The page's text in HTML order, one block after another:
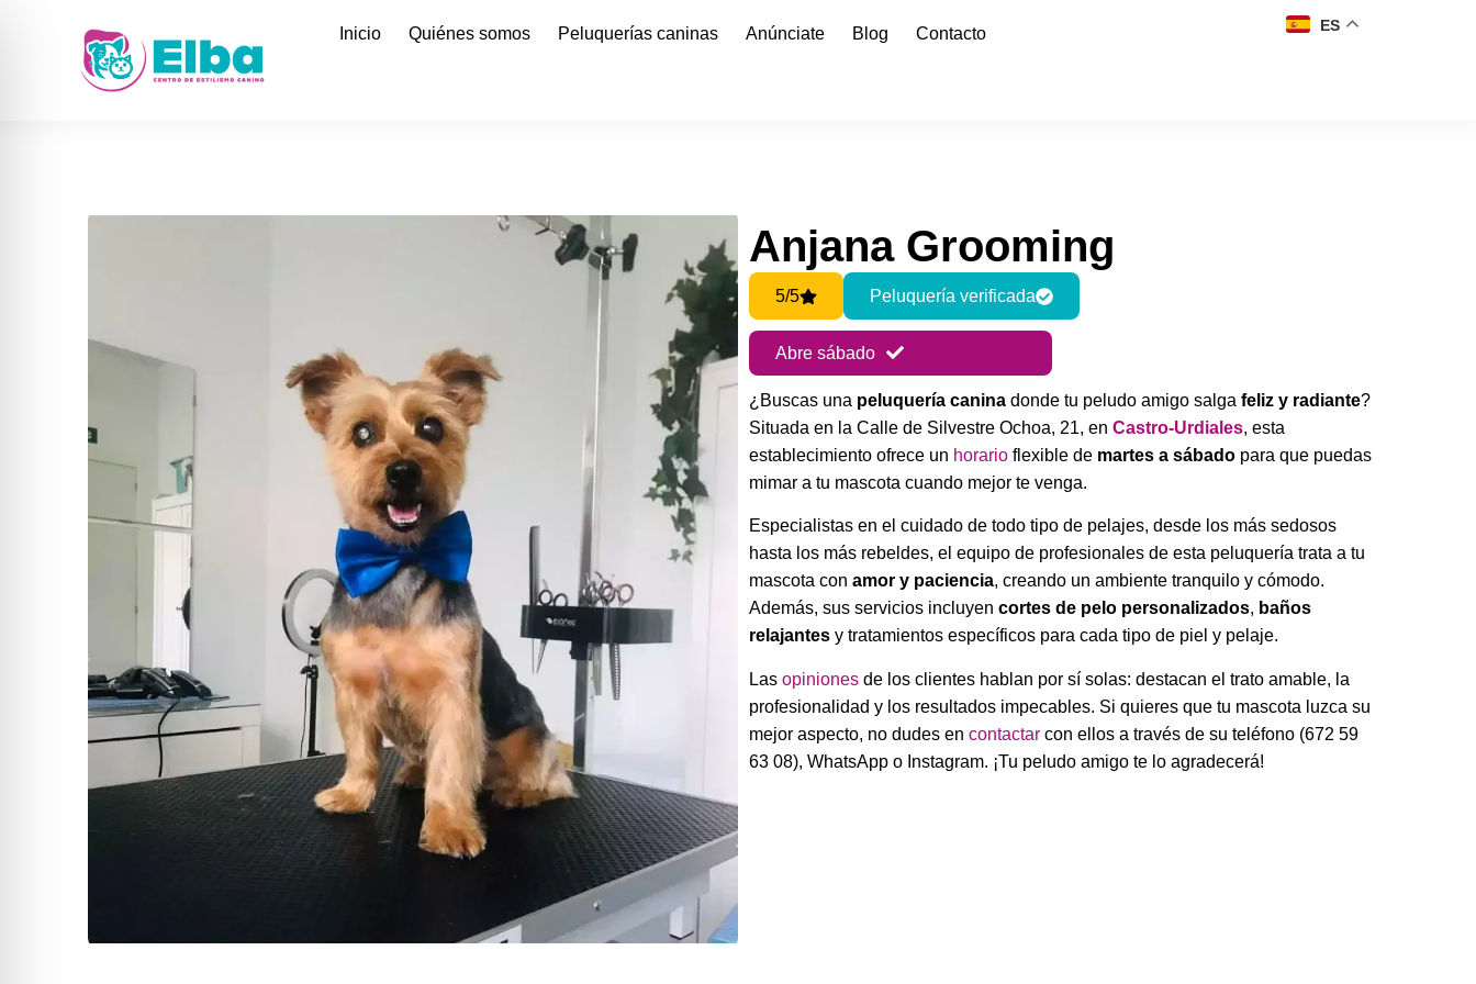
Inicio Quiénes somos Peluquerías caninas Anúnciate Blog Contacto ES
Anjana Grooming
5/5 Peluquería verificada
Abre sábado
¿Buscas una peluquería canina donde tu peludo amigo salga feliz y radiante?
Situada en la Calle de Silvestre Ochoa, 21, en Castro-Urdiales, esta
establecimiento ofrece un horario flexible de martes a sábado para que puedas
mimar a tu mascota cuando mejor te venga.
Especialistas en el cuidado de todo tipo de pelajes, desde los más sedosos
hasta los más rebeldes, el equipo de profesionales de esta peluquería trata a tu
mascota con amor y paciencia, creando un ambiente tranquilo y cómodo.
Además, sus servicios incluyen cortes de pelo personalizados, baños
relajantes y tratamientos específicos para cada tipo de piel y pelaje.
Las opiniones de los clientes hablan por sí solas: destacan el trato amable, la
profesionalidad y los resultados impecables. Si quieres que tu mascota luzca su
mejor aspecto, no dudes en contactar con ellos a través de su teléfono (672 59
63 08), WhatsApp o Instagram. ¡Tu peludo amigo te lo agradecerá!